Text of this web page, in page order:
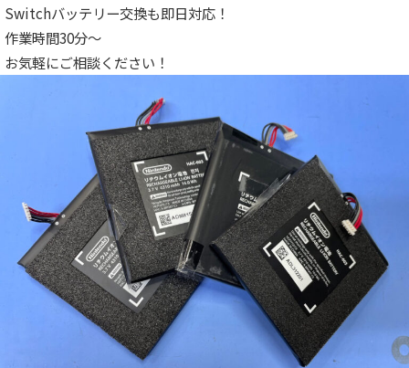
Switchバッテリー交換も即日対応！
作業時間30分～
お気軽にご相談ください！